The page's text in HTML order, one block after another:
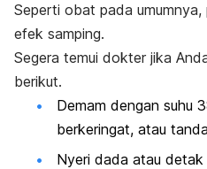
Seperti obat pada umumnya,
efek samping.
Segera temui dokter jika
berikut.
Demam dengan suhu
berkeringat, atau
Nyeri dada atau detak